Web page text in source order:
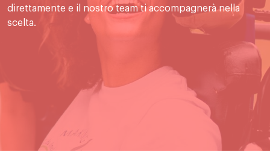
direttamente e il nostro team ti accompagnerà nella
scelta.